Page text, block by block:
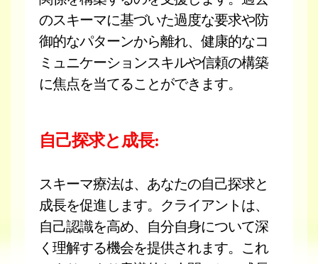
のスキーマに基づいた過度な要求や防
御的なパターンから離れ、健康的なコ
ミュニケーションスキルや信頼の構築
に焦点を当てることができます。
自己探求と成長:
スキーマ療法は、あなたの自己探求と
成長を促進します。クライアントは、
自己認識を高め、自分自身について深
く理解する機会を提供されます。これ